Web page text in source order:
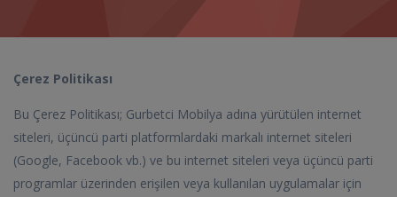
Çerez Politikası
Bu Çerez Politikası; Gurbetci Mobilya adına yürütülen internet
siteleri, üçüncü parti platformlardaki markalı internet siteleri
(Google, Facebook vb.) ve bu internet siteleri veya üçüncü parti
programlar üzerinden erişilen veya kullanılan uygulamalar için